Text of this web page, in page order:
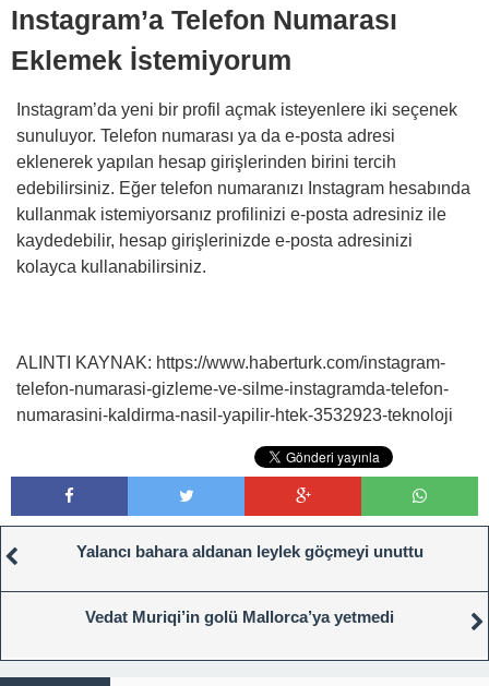
Instagram’a Telefon Numarası
Eklemek İstemiyorum
Instagram’da yeni bir profil açmak isteyenlere iki seçenek
sunuluyor. Telefon numarası ya da e-posta adresi
eklenerek yapılan hesap girişlerinden birini tercih
edebilirsiniz. Eğer telefon numaranızı Instagram hesabında
kullanmak istemiyorsanız profilinizi e-posta adresiniz ile
kaydedebilir, hesap girişlerinizde e-posta adresinizi
kolayca kullanabilirsiniz.
ALINTI KAYNAK: https://www.haberturk.com/instagram-
telefon-numarasi-gizleme-ve-silme-instagramda-telefon-
numarasini-kaldirma-nasil-yapilir-htek-3532923-teknoloji
Yalancı bahara aldanan leylek göçmeyi unuttu
Vedat Muriqi’in golü Mallorca’ya yetmedi